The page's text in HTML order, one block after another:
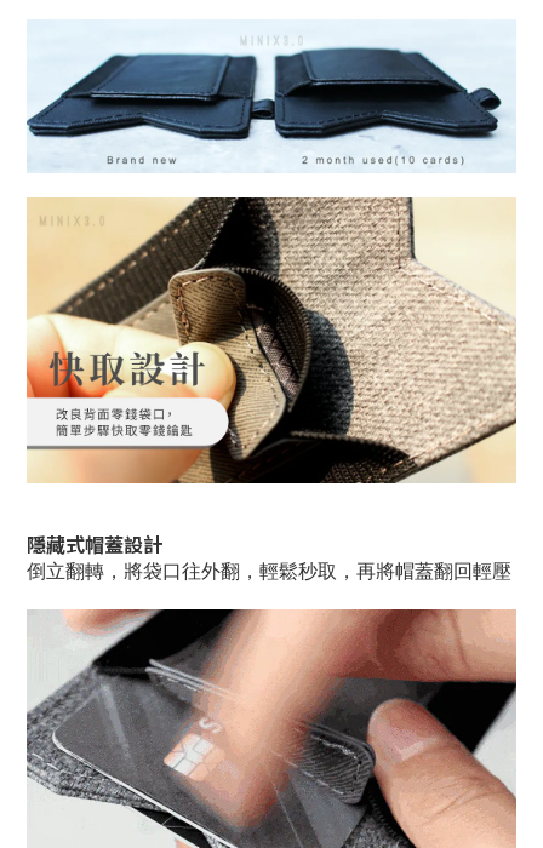
隱藏式帽蓋設計
倒立翻轉，將袋口往外翻，輕鬆秒取，再將帽蓋翻回輕壓